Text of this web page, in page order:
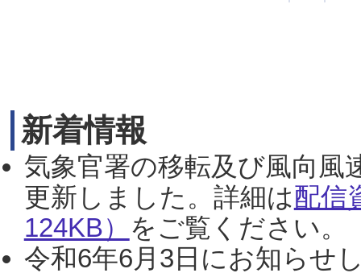
新着情報
気象官署の移転及び風向風
更新しました。詳細は配信
124KB） をご覧ください。
令和6年6月3日にお知らせ